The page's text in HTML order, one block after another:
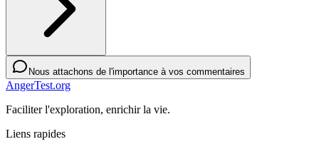
Nous attachons de l'importance à vos commentaires
AngerTest.org
Faciliter l'exploration, enrichir la vie.
Liens rapides